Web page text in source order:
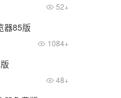
52+
器85版
1084+
48+